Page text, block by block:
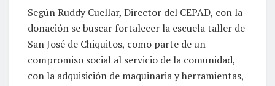
Según Ruddy Cuellar, Director del CEPAD, con la
donación se buscar fortalecer la escuela taller de
San José de Chiquitos, como parte de un
compromiso social al servicio de la comunidad,
con la adquisición de maquinaria y herramientas,